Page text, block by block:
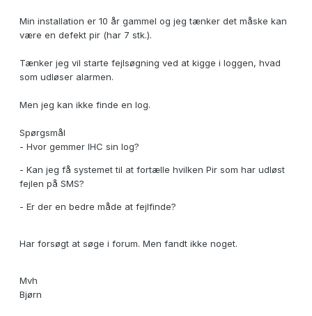
Min installation er 10 år gammel og jeg tænker det måske kan
være en defekt pir (har 7 stk.).
Tænker jeg vil starte fejlsøgning ved at kigge i loggen, hvad
som udløser alarmen.
Men jeg kan ikke finde en log.
Spørgsmål
- Hvor gemmer IHC sin log?
- Kan jeg få systemet til at fortælle hvilken Pir som har udløst
fejlen på SMS?
- Er der en bedre måde at fejlfinde?
Har forsøgt at søge i forum. Men fandt ikke noget.
Mvh
Bjørn